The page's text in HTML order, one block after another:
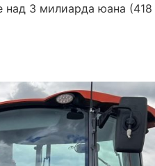
над 3 милиарда юана